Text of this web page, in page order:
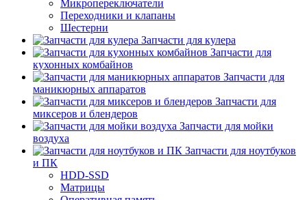
Микропереключатели
Переходники и клапаны
Шестерни
Запчасти для кулера
Запчасти для
кухонных комбайнов
Запчасти для
маникюрных аппаратов
Запчасти для
миксеров и блендеров
Запчасти для мойки
воздуха
Запчасти для ноутбуков
и ПК
HDD-SSD
Матрицы